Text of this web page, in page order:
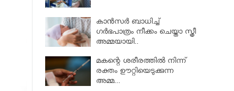
കാൻസർ ബാധിച്ച്
ഗർഭപാത്രം നീക്കം ചെയ്താ സ്ത്രീ
അമ്മയായി..
മകന്റെ ശരീരത്തില്‍ നിന്ന്
രക്തം ഊറ്റിയെടുക്കുന്ന
അമ്മ...